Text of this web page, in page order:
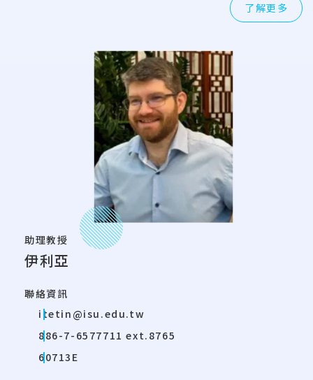
了解更多
助理教授
伊利亞
聯絡資訊
itetin@isu.edu.tw
886-7-6577711 ext.8765
60713E